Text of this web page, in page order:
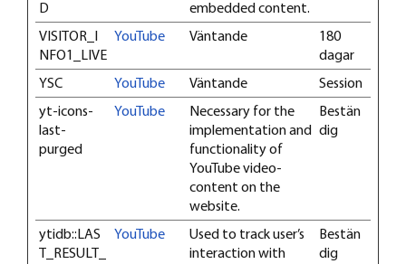
D
embedded content.
VISITOR_I
NFO1_LIVE
YouTube Väntande
180
dagar
YSC
YouTube Väntande
Session
yt-icons-
last-
purged
YouTube
Necessary for the
implementation and
functionality of
YouTube video-
content on the
website.
Bestän
dig
ytidb::LAS
T_RESULT_
YouTube
Used to track user’s
interaction with
Bestän
dig